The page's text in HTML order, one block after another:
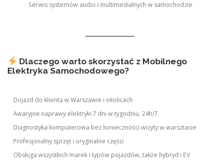
Serwis systemów audio i multimedialnych w samochodzie
Dlaczego warto skorzystać z Mobilnego
Elektryka Samochodowego?
Dojazd do klienta w Warszawie i okolicach
Awaryjne naprawy elektryki 7 dni w tygodniu, 24h/7
Diagnostyka komputerowa bez konieczności wizyty w warsztacie
Profesjonalny sprzęt i oryginalne części
Obsługa wszystkich marek i typów pojazdów, także hybryd i EV